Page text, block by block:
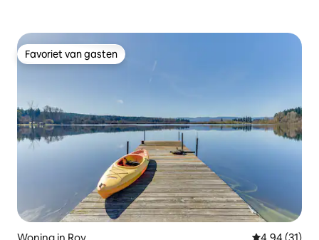
Favoriet van gasten
Favoriet van gasten